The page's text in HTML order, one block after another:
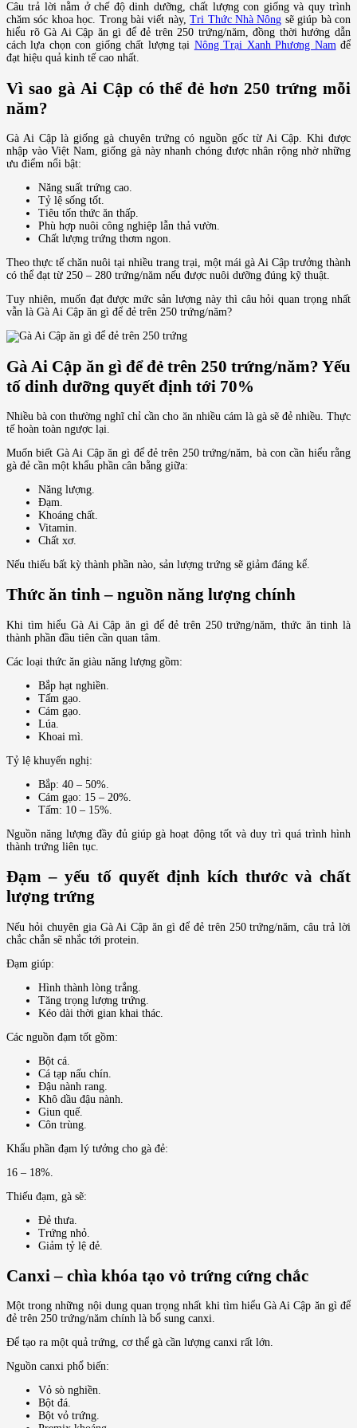
Câu trả lời nằm ở chế độ dinh dưỡng, chất lượng con giống và quy trình
chăm sóc khoa học. Trong bài viết này,Tri Thức Nhà Nông sẽ giúp bà con
hiểu rõ Gà Ai Cập ăn gì để đẻ trên 250 trứng/năm, đồng thời hướng dẫn
cách lựa chọn con giống chất lượng tại Nông Trại Xanh Phương Namđể
đạt hiệu quả kinh tế cao nhất.
Vì sao gà Ai Cập có thể đẻ hơn 250 trứng mỗi
năm?
Gà Ai Cập là giống gà chuyên trứng có nguồn gốc từ Ai Cập. Khi được
nhập vào Việt Nam, giống gà này nhanh chóng được nhân rộng nhờ những
ưu điểm nổi bật:
Năng suất trứng cao.
Tỷ lệ sống tốt.
Tiêu tốn thức ăn thấp.
Phù hợp nuôi công nghiệp lẫn thả vườn.
Chất lượng trứng thơm ngon.
Theo thực tế chăn nuôi tại nhiều trang trại, một mái gà Ai Cập trưởng thành
có thể đạt từ 250 – 280 trứng/năm nếu được nuôi dưỡng đúng kỹ thuật.
Tuy nhiên, muốn đạt được mức sản lượng này thì câu hỏi quan trọng nhất
vẫn là Gà Ai Cập ăn gì để đẻ trên 250 trứng/năm?
Gà Ai Cập ăn gì để đẻ trên 250 trứng/năm? Yếu
tố dinh dưỡng quyết định tới 70%
Nhiều bà con thường nghĩ chỉ cần cho ăn nhiều cám là gà sẽ đẻ nhiều. Thực
tế hoàn toàn ngược lại.
Muốn biết Gà Ai Cập ăn gì để đẻ trên 250 trứng/năm, bà con cần hiểu rằng
gà đẻ cần một khẩu phần cân bằng giữa:
Năng lượng.
Đạm.
Khoáng chất.
Vitamin.
Chất xơ.
Nếu thiếu bất kỳ thành phần nào, sản lượng trứng sẽ giảm đáng kể.
Thức ăn tinh – nguồn năng lượng chính
Khi tìm hiểu Gà Ai Cập ăn gì để đẻ trên 250 trứng/năm, thức ăn tinh là
thành phần đầu tiên cần quan tâm.
Các loại thức ăn giàu năng lượng gồm:
Bắp hạt nghiền.
Tấm gạo.
Cám gạo.
Lúa.
Khoai mì.
Tỷ lệ khuyến nghị:
Bắp: 40 – 50%.
Cám gạo: 15 – 20%.
Tấm: 10 – 15%.
Nguồn năng lượng đầy đủ giúp gà hoạt động tốt và duy trì quá trình hình
thành trứng liên tục.
Đạm – yếu tố quyết định kích thước và chất
lượng trứng
Nếu hỏi chuyên gia Gà Ai Cập ăn gì để đẻ trên 250 trứng/năm, câu trả lời
chắc chắn sẽ nhắc tới protein.
Đạm giúp:
Hình thành lòng trắng.
Tăng trọng lượng trứng.
Kéo dài thời gian khai thác.
Các nguồn đạm tốt gồm:
Bột cá.
Cá tạp nấu chín.
Đậu nành rang.
Khô dầu đậu nành.
Giun quế.
Côn trùng.
Khẩu phần đạm lý tưởng cho gà đẻ:
16 – 18%.
Thiếu đạm, gà sẽ:
Đẻ thưa.
Trứng nhỏ.
Giảm tỷ lệ đẻ.
Canxi – chìa khóa tạo vỏ trứng cứng chắc
Một trong những nội dung quan trọng nhất khi tìm hiểu Gà Ai Cập ăn gì để
đẻ trên 250 trứng/năm chính là bổ sung canxi.
Để tạo ra một quả trứng, cơ thể gà cần lượng canxi rất lớn.
Nguồn canxi phổ biến:
Vỏ sò nghiền.
Bột đá.
Bột vỏ trứng.